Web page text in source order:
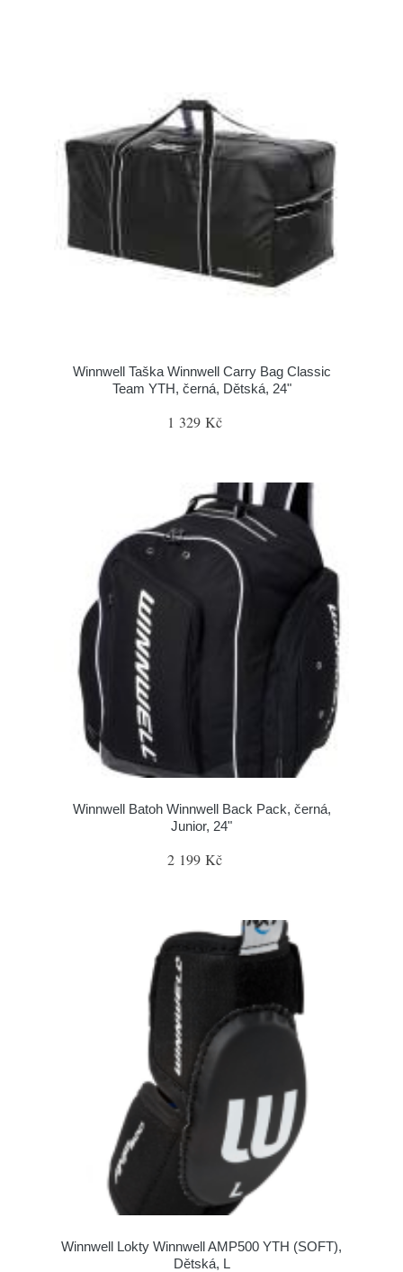
Winnwell Taška Winnwell Carry Bag Classic
Team YTH, černá, Dětská, 24"
1 329 Kč
Winnwell Batoh Winnwell Back Pack, černá,
Junior, 24"
2 199 Kč
Winnwell Lokty Winnwell AMP500 YTH (SOFT),
Dětská, L